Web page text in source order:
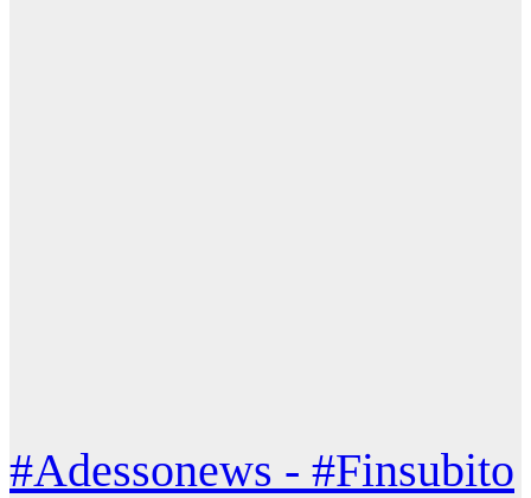
#Adessonews - #Finsubito